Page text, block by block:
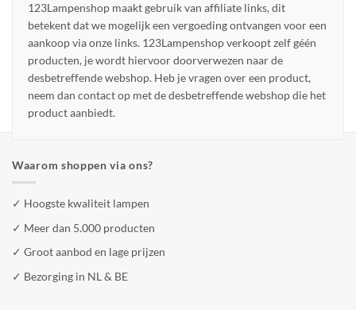
123Lampenshop maakt gebruik van affiliate links, dit
betekent dat we mogelijk een vergoeding ontvangen voor een
aankoop via onze links. 123Lampenshop verkoopt zelf géén
producten, je wordt hiervoor doorverwezen naar de
desbetreffende webshop. Heb je vragen over een product,
neem dan contact op met de desbetreffende webshop die het
product aanbiedt.
Waarom shoppen via ons?
✓ Hoogste kwaliteit lampen
✓ Meer dan 5.000 producten
✓ Groot aanbod en lage prijzen
✓ Bezorging in NL & BE